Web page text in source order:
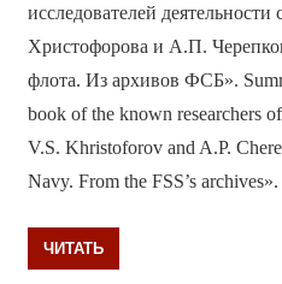
исследователей
Христофорова и А.П.
флота. Из архивов ФСБ».
book of the known researchers
V.S. Khristoforov and A.P.
Navy. From the FSS’s archives».
ЧИТАТЬ